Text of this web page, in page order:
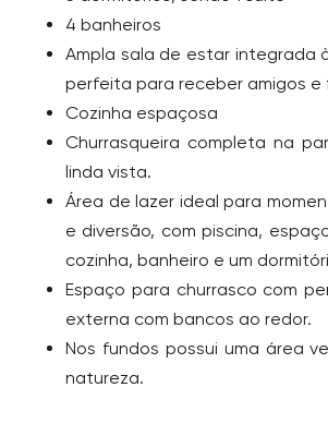
4 banheiros
Ampla sala de estar integrada
perfeita para receber amigos e
Cozinha espaçosa
Churrasqueira completa na
linda vista.
Área de lazer ideal para
e diversão, com piscina,
cozinha, banheiro e um
Espaço para churrasco com
externa com bancos ao redor.
Nos fundos possui uma área
natureza.